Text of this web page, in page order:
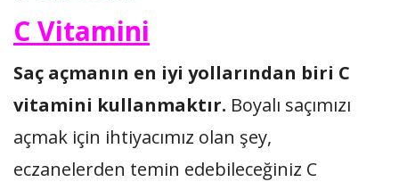
C Vitamini
Saç açmanın en iyi yollarından biri C
vitamini kullanmaktır. Boyalı saçımızı
açmak için ihtiyacımız olan şey,
eczanelerden temin edebileceğiniz C